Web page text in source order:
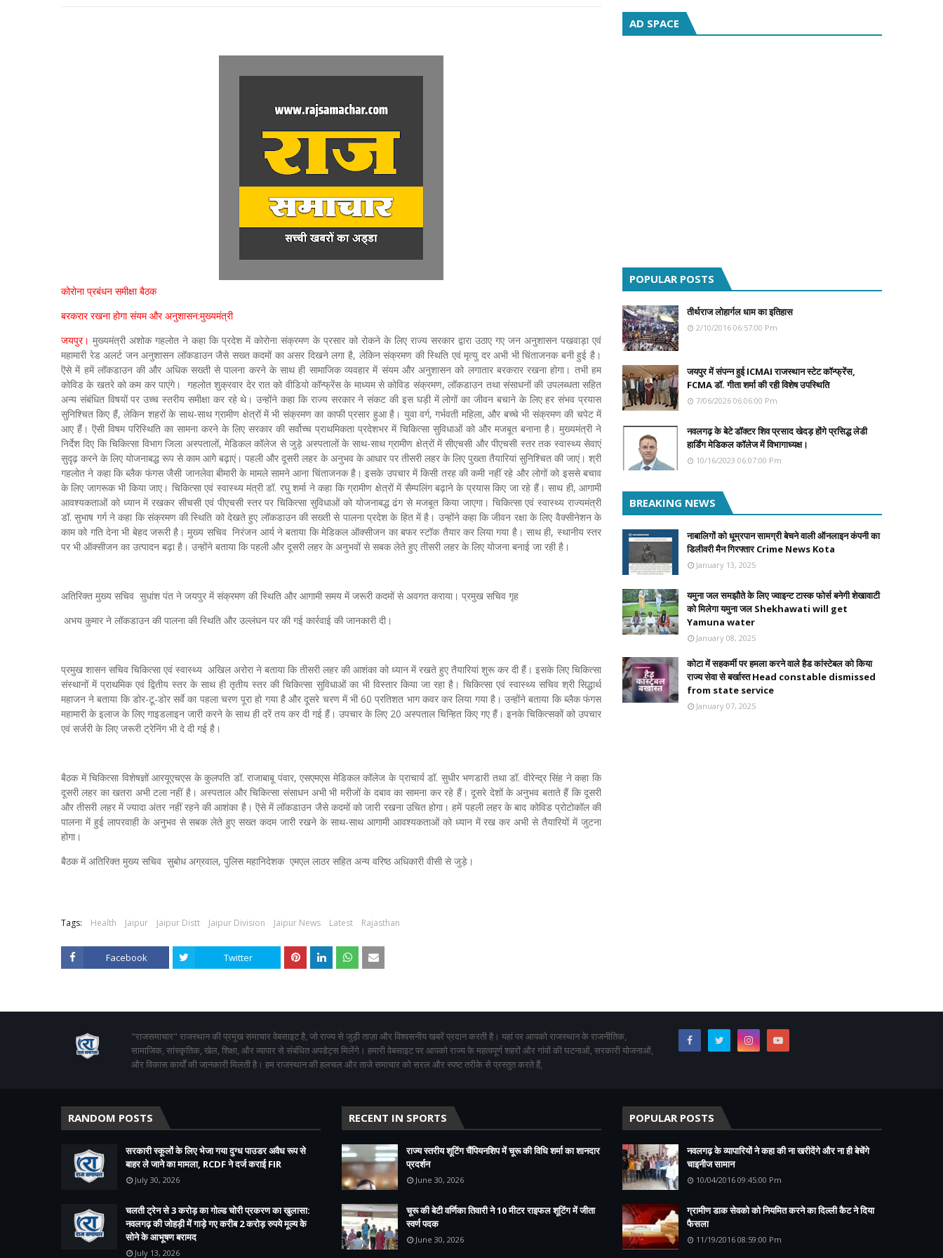
कोरोना प्रबंधन समीक्षा बैठक
बरकरार रखना होगा संयम और अनुशासन:मुख्यमंत्री
जयपुर। मुख्यमंत्री अशोक गहलोत ने कहा कि प्रदेश में कोरोना संक्रमण के प्रसार को रोकने के लिए राज्य सरकार द्वारा उठाए गए जन अनुशासन पखवाड़ा एवं
महामारी रेड अलर्ट जन अनुशासन लॉकडाउन जैसे सख्त कदमों का असर दिखने लगा है, लेकिन संक्रमण की स्थिति एवं मृत्यु दर अभी भी चिंताजनक बनी हुई है।
ऎसे में हमें लॉकडाउन की और अधिक सख्ती से पालना करने के साथ ही सामाजिक व्यवहार में संयम और अनुशासन को लगातार बरकरार रखना होगा। तभी हम
कोविड के खतरे को कम कर पाएंगे। गहलोत शुक्रवार देर रात को वीडियो कॉन्फ्रेंस के माध्यम से कोविड संक्रमण, लॉकडाउन तथा संसाधनों की उपलब्धता सहित
अन्य संबंधित विषयों पर उच्च स्तरीय समीक्षा कर रहे थे। उन्होंने कहा कि राज्य सरकार ने संकट की इस घड़ी में लोगों का जीवन बचाने के लिए हर संभव प्रयास
सुनिश्चित किए हैं, लेकिन शहरों के साथ-साथ ग्रामीण क्षेत्रों में भी संक्रमण का काफी प्रसार हुआ है। युवा वर्ग, गर्भवती महिला, और बच्चे भी संक्रमण की चपेट में
आए हैं। ऎसी विषम परिस्थिति का सामना करने के लिए सरकार की सर्वोच्च प्राथमिकता प्रदेशभर में चिकित्सा सुविधाओं को और मजबूत बनाना है। मुख्यमंत्री ने
निर्देश दिए कि चिकित्सा विभाग जिला अस्पतालों, मेडिकल कॉलेज से जुड़े अस्पतालों के साथ-साथ ग्रामीण क्षेत्रों में सीएचसी और पीएचसी स्तर तक स्वास्थ्य सेवाएं
सुदृढ़ करने के लिए योजनाबद्ध रूप से काम आगेे बढ़ाएं। पहली और दूसरी लहर के अनुभव के आधार पर तीसरी लहर के लिए पुख्ता तैयारियां सुनिश्चित की जाएं। श्री
गहलोत ने कहा कि ब्लैक फंगस जैसी जानलेवा बीमारी के मामले सामने आना चिंताजनक है। इसके उपचार में किसी तरह की कमी नहीं रहे और लोगों को इससे बचाव
के लिए जागरूक भी किया जाए। चिकित्सा एवं स्वास्थ्य मंत्री डॉ. रघु शर्मा ने कहा कि ग्रामीण क्षेत्रों में सैम्पलिंग बढ़ाने के प्रयास किए जा रहे हैं। साथ ही, आगामी
आवश्यकताओं को ध्यान में रखकर सीचसी एवं पीएचसी स्तर पर चिकित्सा सुविधाओं को योजनाबद्ध ढंग से मजबूत किया जाएगा। चिकित्सा एवं स्वास्थ्य राज्यमंत्री
डॉ. सुभाष गर्ग ने कहा कि संक्रमण की स्थिति को देखते हुए लॉकडाउन की सख्ती से पालना प्रदेश के हित में है। उन्होंने कहा कि जीवन रक्षा के लिए वैक्सीनेशन के
काम को गति देना भी बेहद जरूरी है। मुख्य सचिव निरंजन आर्य ने बताया कि मेडिकल ऑक्सीजन का बफर स्टॉक तैयार कर लिया गया है। साथ ही, स्थानीय स्तर
पर भी ऑक्सीजन का उत्पादन बढ़ा है। उन्होंने बताया कि पहली और दूसरी लहर के अनुभवों से सबक लेते हुए तीसरी लहर के लिए योजना बनाई जा रही है।
अतिरिक्त मुख्य सचिव सुधांश पंत ने जयपुर में संक्रमण की स्थिति और आगामी समय में जरूरी कदमों से अवगत कराया। प्रमुख सचिव गृह
अभय कुमार ने लॉकडाउन की पालना की स्थिति और उल्लंघन पर की गई कार्रवाई की जानकारी दी।
प्रमुख शासन सचिव चिकित्सा एवं स्वास्थ्य अखिल अरोरा ने बताया कि तीसरी लहर की आशंका को ध्यान में रखते हुए तैयारियां शुरू कर दी हैं। इसके लिए चिकित्सा
संस्थानों में प्राथमिक एवं द्वितीय स्तर के साथ ही तृतीय स्तर की चिकित्सा सुविधाओं का भी विस्तार किया जा रहा है। चिकित्सा एवं स्वास्थ्य सचिव श्री सिद्धार्थ
महाजन ने बताया कि डोर-टू-डोर सर्वे का पहला चरण पूरा हो गया है और दूसरे चरण में भी 60 प्रतिशत भाग कवर कर लिया गया है। उन्होंने बताया कि ब्लैक फंगस
महामारी के इलाज के लिए गाइडलाइन जारी करने के साथ ही दरें तय कर दी गई हैं। उपचार के लिए 20 अस्पताल चिन्हित किए गए हैं। इनके चिकित्सकों को उपचार
एवं सर्जरी के लिए जरूरी ट्रेनिंग भी दे दी गई है।
बैठक में चिकित्सा विशेषज्ञों आरयूएचएस के कुलपति डॉ. राजाबाबू पंवार, एसएमएस मेडिकल कॉलेज के प्राचार्य डॉ. सुधीर भणडारी तथा डॉ. वीरेन्द्र सिंह ने कहा कि
दूसरी लहर का खतरा अभी टला नहीं है। अस्पताल और चिकित्सा संसाधन अभी भी मरीजों के दबाव का सामना कर रहे हैं। दूसरे देशों के अनुभव बताते हैं कि दूसरी
और तीसरी लहर में ज्यादा अंतर नहीं रहने की आशंका है। ऎसे में लॉकडाउन जैसे कदमों को जारी रखना उचित होगा। हमें पहली लहर के बाद कोविड प्रोटोकॉल की
पालना में हुई लापरवाही के अनुभव से सबक लेते हुए सख्त कदम जारी रखने के साथ-साथ आगामी आवश्यकताओं को ध्यान में रख कर अभी से तैयारियों में जुटना
होगा।
बैठक में अतिरिक्त मुख्य सचिव सुबोध अग्रवाल, पुलिस महानिदेशक एमएल लाठर सहित अन्य वरिष्ठ अधिकारी वीसी से जुड़े।
Tags: Health Jaipur Jaipur Distt Jaipur Division Jaipur News Latest Rajasthan
Facebook Twitter
AD SPACE
POPULAR POSTS
तीर्थराज लोहार्गल धाम का इतिहास
2/10/2016 06:57:00 Pm
जयपुर में संपन्न हुई ICMAI राजस्थान स्टेट कॉन्फ्रेंस,
FCMA डॉ. गीता शर्मा की रही विशेष उपस्थिति
7/06/2026 06:06:00 Pm
नवलगढ़ के बेटे डॉक्टर शिव प्रसाद खेदड़ होंगे प्रसिद्ध लेडी
हार्डिंग मेडिकल कॉलेज में विभागाध्यक्ष।
10/16/2023 06:07:00 Pm
BREAKING NEWS
नाबालिगों को धूम्रपान सामग्री बेचने वाली ऑनलाइन कंपनी का
डिलीवरी मैन गिरफ्तार Crime News Kota
January 13, 2025
यमुना जल समझौते के लिए ज्वाइन्ट टास्क फोर्स बनेगी शेखावाटी
को मिलेगा यमुना जल Shekhawati will get
Yamuna water
January 08, 2025
कोटा में सहकर्मी पर हमला करने वाले हैड कांस्टेबल को किया
राज्य सेवा से बर्खास्त Head constable dismissed
from state service
January 07, 2025
"राजसमाचार" राजस्थान की प्रमुख समाचार वेबसाइट है, जो राज्य से जुड़ी ताज़ा और विश्वसनीय खबरें प्रदान करती है। यहां पर आपको राजस्थान के राजनीतिक,
सामाजिक, सांस्कृतिक, खेल, शिक्षा, और व्यापार से संबंधित अपडेट्स मिलेंगे। हमारी वेबसाइट पर आपको राज्य के महत्वपूर्ण शहरों और गांवों की घटनाओं, सरकारी योजनाओं,
और विकास कार्यों की जानकारी मिलती है। हम राजस्थान की हलचल और ताजे समाचार को सरल और स्पष्ट तरीके से प्रस्तुत करते हैं,
RANDOM POSTS
सरकारी स्कूलों के लिए भेजा गया दुग्ध पाउडर अवैध रूप से
बाहर ले जाने का मामला, RCDF ने दर्ज कराई FIR
July 30, 2026
चलती ट्रेन से 3 करोड़ का गोल्ड चोरी प्रकरण का खुलासा:
नवलगढ़ की जोहड़ी में गाड़े गए करीब 2 करोड़ रुपये मूल्य के
सोने के आभूषण बरामद
July 13, 2026
RECENT IN SPORTS
राज्य स्तरीय शूटिंग चैंपियनशिप में चूरू की विधि शर्मा का शानदार
प्रदर्शन
June 30, 2026
चूरू की बेटी वर्णिका तिवारी ने 10 मीटर राइफल शूटिंग में जीता
स्वर्ण पदक
June 30, 2026
POPULAR POSTS
नवलगढ़ के व्यापारियों ने कहा की ना खरीदेंगे और ना ही बेचेंगे
चाइनीज सामान
10/04/2016 09:45:00 Pm
ग्रामीण डाक सेवको को नियमित करने का दिल्ली कैट ने दिया
फैसला
11/19/2016 08:59:00 Pm